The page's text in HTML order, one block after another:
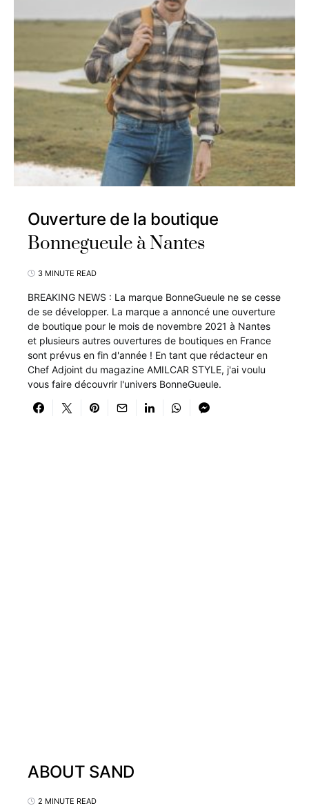
Ouverture de la boutique
Bonnegueule à Nantes
3 MINUTE READ
BREAKING NEWS : La marque BonneGueule ne se cesse
de se développer. La marque a annoncé une ouverture
de boutique pour le mois de novembre 2021 à Nantes
et plusieurs autres ouvertures de boutiques en France
sont prévus en fin d'année ! En tant que rédacteur en
Chef Adjoint du magazine AMILCAR STYLE, j'ai voulu
vous faire découvrir l'univers BonneGueule.
ABOUT SAND
2 MINUTE READ